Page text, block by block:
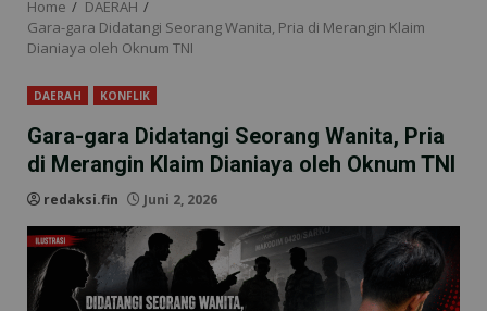
Home
DAERAH
Gara-gara Didatangi Seorang Wanita, Pria di Merangin Klaim
Dianiaya oleh Oknum TNI
DAERAH KONFLIK
Gara-gara Didatangi Seorang Wanita, Pria
di Merangin Klaim Dianiaya oleh Oknum TNI
redaksi.fin Juni 2, 2026